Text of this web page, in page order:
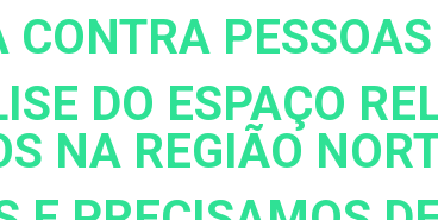
DO ESPAÇO
NA REGIÃO